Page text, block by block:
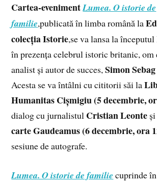
Cartea-evenimentLumea. O istorie de
familie,publicată în limba română la
colecția Istorie,se va lansa la
în prezența celebrul istoric britanic, om
analist și autor de succes,Simon
Acesta se va întâlni cu cititorii săi la
Humanitas Cișmigiu (5 decembrie,
dialog cu jurnalistul Cristian Leonte
carte Gaudeamus (6 decembrie, ora
sesiune de autografe.
Lumea. O istorie de familie cuprinde